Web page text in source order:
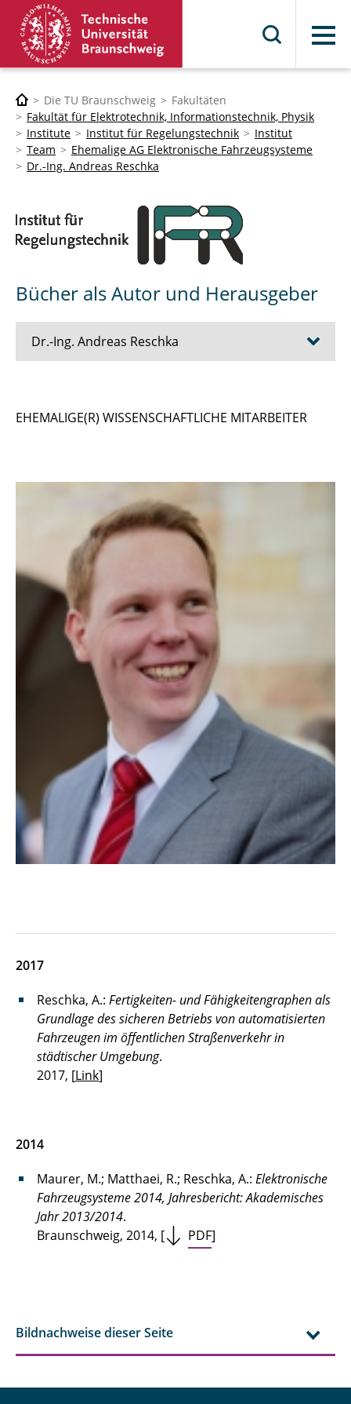
Menü
Die TU Braunschweig
Fakultäten
Fakultät für Elektrotechnik, Informationstechnik, Physik
Institute
Institut für Regelungstechnik
Institut
Team
Ehemalige AG Elektronische Fahrzeugsysteme
Dr.-Ing. Andreas Reschka
Bücher als Autor und Herausgeber
Dr.-Ing. Andreas Reschka
Buchkapitel und Artikel in Fachzeitschriften
Weitere Veröffentlichungen
EHEMALIGE(R) WISSENSCHAFTLICHE MITARBEITER
2017
Reschka, A.: Fertigkeiten- und Fähigkeitengraphen als
Grundlage des sicheren Betriebs von automatisierten
Fahrzeugen im öffentlichen Straßenverkehr in
städtischer Umgebung.
2017, [Link]
2014
Maurer, M.; Matthaei, R.; Reschka, A.: Elektronische
Fahrzeugsysteme 2014, Jahresbericht: Akademisches
Jahr 2013/2014.
Braunschweig, 2014, [
PDF]
Bildnachweise dieser Seite